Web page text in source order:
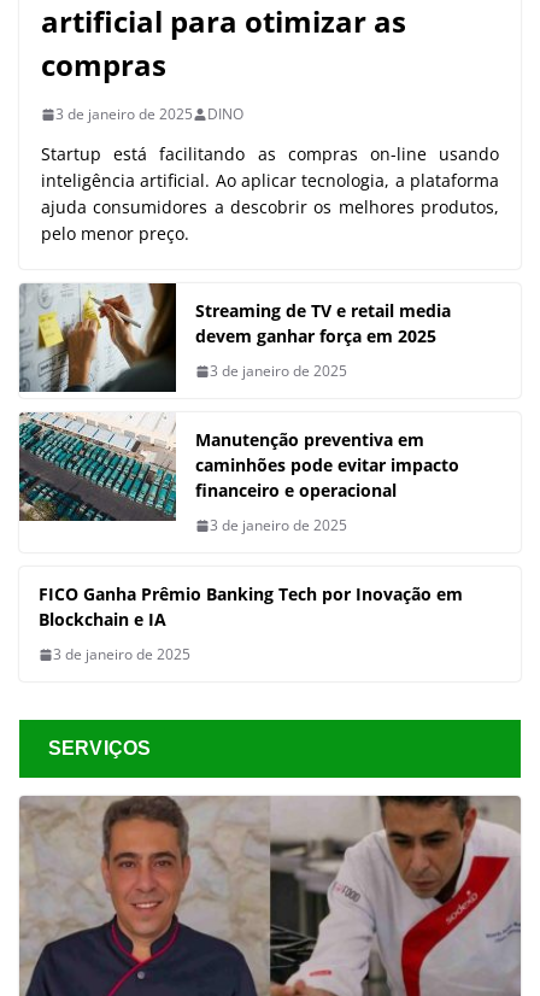
artificial para otimizar as
compras
3 de janeiro de 2025 DINO
Startup está facilitando as compras on-line usando
inteligência artificial. Ao aplicar tecnologia, a plataforma
ajuda consumidores a descobrir os melhores produtos,
pelo menor preço.
Streaming de TV e retail media
devem ganhar força em 2025
3 de janeiro de 2025
Manutenção preventiva em
caminhões pode evitar impacto
financeiro e operacional
3 de janeiro de 2025
FICO Ganha Prêmio Banking Tech por Inovação em
Blockchain e IA
3 de janeiro de 2025
SERVIÇOS